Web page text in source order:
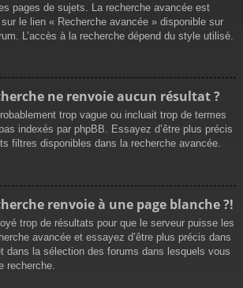
pages de sujets. La recherche avancée est
le lien « Recherche avancée » disponible sur
L’accès à la recherche dépend du style utilisé.
ne renvoie aucun résultat ?
trop vague ou incluait trop de termes
indexés par phpBB. Essayez d’être plus précis
filtres disponibles dans la recherche avancée.
renvoie à une page blanche ?!
trop de résultats pour que le serveur puisse les
avancée et essayez d’être plus précis dans
dans la sélection des forums dans lesquels vous
recherche.